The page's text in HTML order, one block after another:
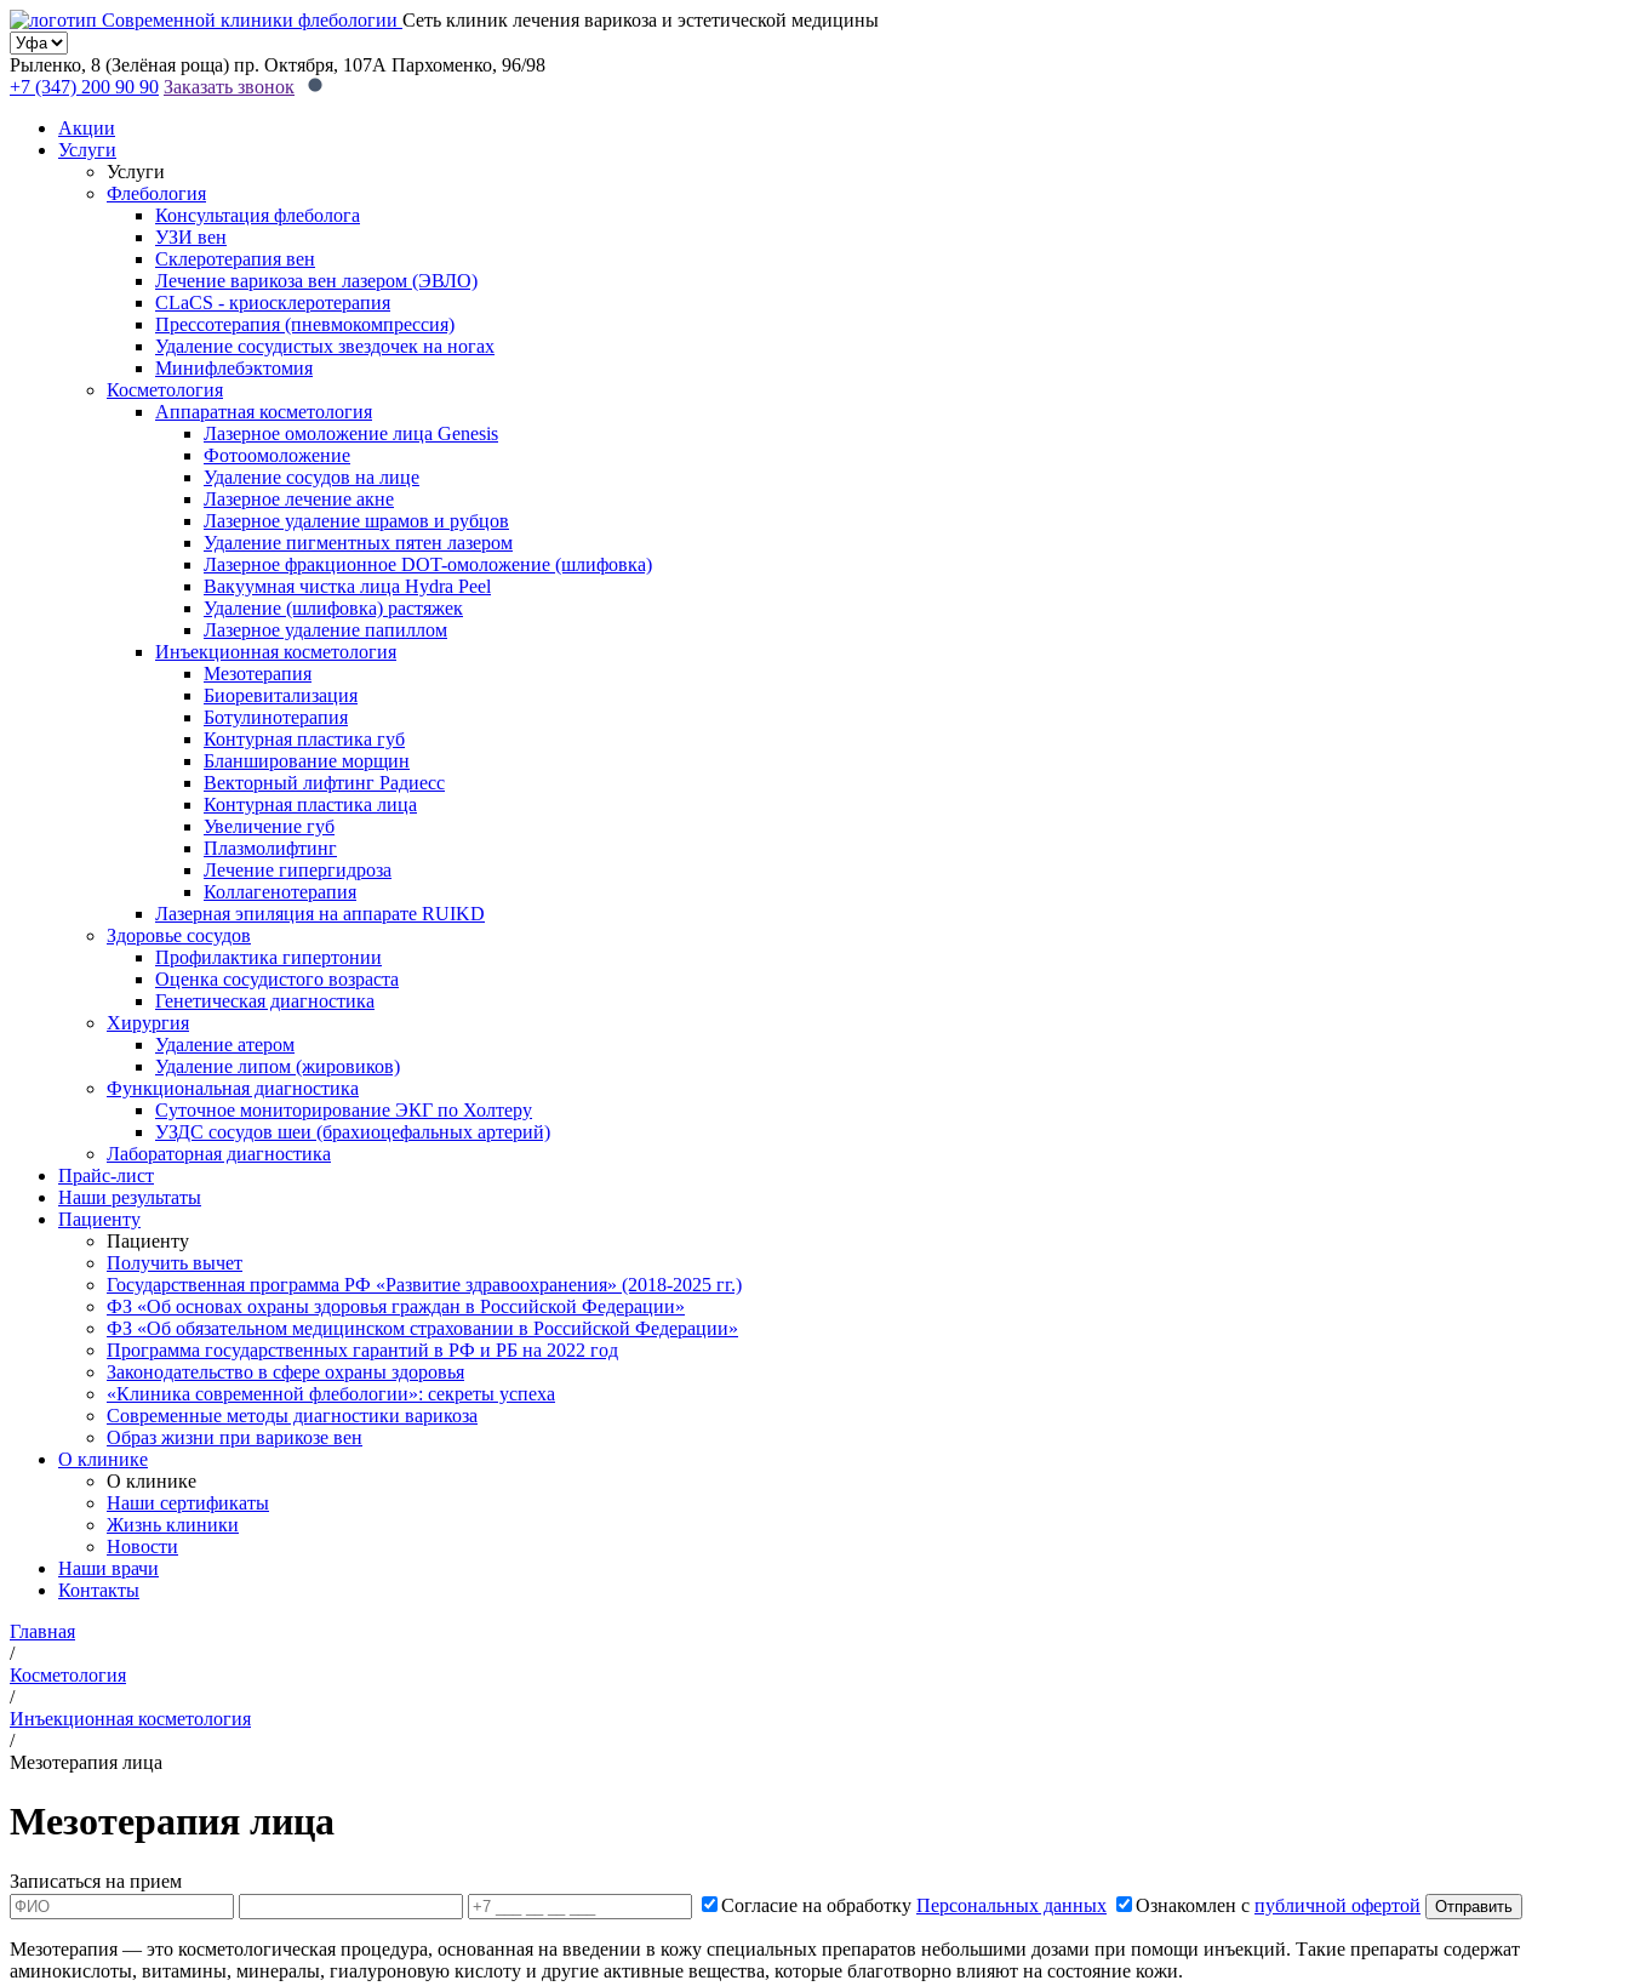
Сеть клиник лечения варикоза и эстетической медицины
Рыленко, 8 (Зелёная роща) пр. Октября, 107А Пархоменко, 96/98
+7 (347) 200 90 90 Заказать звонок
Акции
Услуги
Услуги
Флебология
Консультация флеболога
УЗИ вен
Склеротерапия вен
Лечение варикоза вен лазером (ЭВЛО)
CLaCS - криосклеротерапия
Прессотерапия (пневмокомпрессия)
Удаление сосудистых звездочек на ногах
Минифлебэктомия
Косметология
Аппаратная косметология
Лазерное омоложение лица Genesis
Фотоомоложение
Удаление сосудов на лице
Лазерное лечение акне
Лазерное удаление шрамов и рубцов
Удаление пигментных пятен лазером
Лазерное фракционное DOT-омоложение (шлифовка)
Вакуумная чистка лица Hydra Peel
Удаление (шлифовка) растяжек
Лазерное удаление папиллом
Инъекционная косметология
Мезотерапия
Биоревитализация
Ботулинотерапия
Контурная пластика губ
Бланширование морщин
Векторный лифтинг Радиесс
Контурная пластика лица
Увеличение губ
Плазмолифтинг
Лечение гипергидроза
Коллагенотерапия
Лазерная эпиляция на аппарате RUIKD
Здоровье сосудов
Профилактика гипертонии
Оценка сосудистого возраста
Генетическая диагностика
Хирургия
Удаление атером
Удаление липом (жировиков)
Функциональная диагностика
Суточное мониторирование ЭКГ по Холтеру
УЗДС сосудов шеи (брахиоцефальных артерий)
Лабораторная диагностика
Прайс-лист
Наши результаты
Пациенту
Пациенту
Получить вычет
Государственная программа РФ «Развитие здравоохранения» (2018-2025 гг.)
ФЗ «Об основах охраны здоровья граждан в Российской Федерации»
ФЗ «Об обязательном медицинском страховании в Российской Федерации»
Программа государственных гарантий в РФ и РБ на 2022 год
Законодательство в сфере охраны здоровья
«Клиника современной флебологии»: секреты успеха
Современные методы диагностики варикоза
Образ жизни при варикозе вен
О клинике
О клинике
Наши сертификаты
Жизнь клиники
Новости
Наши врачи
Контакты
Главная
/
Косметология
/
Инъекционная косметология
/
Мезотерапия лица
Мезотерапия лица
Записаться на прием
Согласие на обработку Персональных данных Ознакомлен с публичной офертой Отправить
Мезотерапия — это косметологическая процедура, основанная на введении в кожу специальных препаратов небольшими дозами при помощи инъекций. Такие препараты содержат
аминокислоты, витамины, минералы, гиалуроновую кислоту и другие активные вещества, которые благотворно влияют на состояние кожи.